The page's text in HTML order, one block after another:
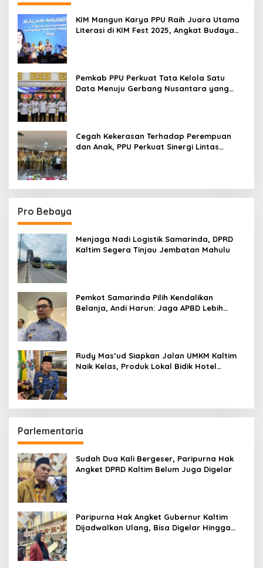
KIM Mangun Karya PPU Raih Juara Utama
Literasi di KIM Fest 2025, Angkat Budaya
Pemkab PPU Perkuat Tata Kelola Satu
Data Menuju Gerbang Nusantara yang
Cegah Kekerasan Terhadap Perempuan
dan Anak, PPU Perkuat Sinergi Lintas
Pro Bebaya
Menjaga Nadi Logistik Samarinda, DPRD
Kaltim Segera Tinjau Jembatan Mahulu
Pemkot Samarinda Pilih Kendalikan
Belanja, Andi Harun: Jaga APBD Lebih
Rudy Mas’ud Siapkan Jalan UMKM Kaltim
Naik Kelas, Produk Lokal Bidik Hotel
Parlementaria
Sudah Dua Kali Bergeser, Paripurna Hak
Angket DPRD Kaltim Belum Juga Digelar
Paripurna Hak Angket Gubernur Kaltim
Dijadwalkan Ulang, Bisa Digelar Hingga